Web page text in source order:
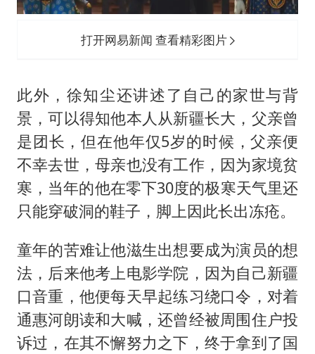
打开网易新闻 查看精彩图片
此外，徐知尘还讲述了自己的家世与背
景，可以得知他本人从新疆长大，父亲曾
是团长，但在他年仅5岁的时候，父亲便
不幸去世，母亲也没有工作，因为家境贫
寒，当年的他在零下30度的极寒天气里还
只能穿破洞的鞋子，脚上因此长出冻疮。
童年的苦难让他滋生出想要成为演员的想
法，后来他考上电影学院，因为自己新疆
口音重，他便每天早起练习绕口令，对着
通惠河朗读和大喊，还曾经被周围住户投
诉过，在其不懈努力之下，终于拿到了国